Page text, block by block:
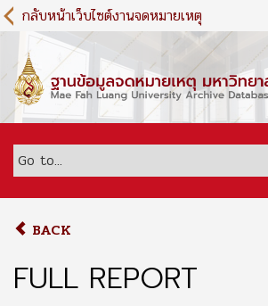
S
k
m
c
กลับหน้าเว็บไซต์งานจดหมายเหตุ
BACK
FULL REPORT